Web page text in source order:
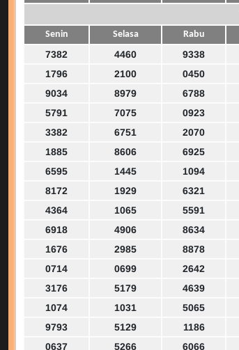
Senin Selasa Rabu
7382 4460 9338
1796
2100 0450
9034
8979 6788
5791
7075 0923
3382
6751 2070
1885
8606 6925
6595
1445 1094
8172
1929 6321
4364
1065 5591
6918
4906 8634
1676
2985 8878
0714
0699 2642
3176
5179 4639
1074
1031 5065
9793
5129 1186
0637
5266 6066